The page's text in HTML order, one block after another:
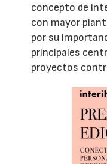
concepto de
con mayor
por su
principales
proyectos